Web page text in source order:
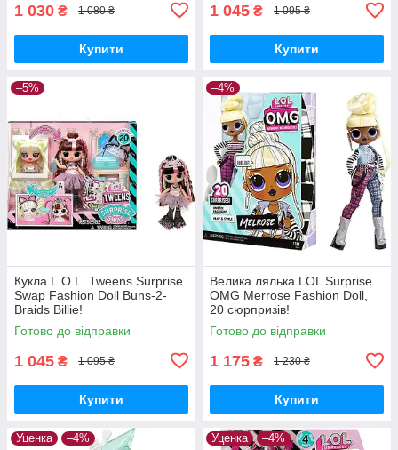
1 030 ₴ 1 080 ₴
Купити
1 045 ₴ 1 095 ₴
Купити
–5%
Кукла L.O.L. Tweens Surprise
Swap Fashion Doll Buns-2-
Braids Billie!
Готово до відправки
1 045 ₴ 1 095 ₴
Купити
–4%
Велика лялька LOL Surprise
OMG Merrose Fashion Doll,
20 сюрпризів!
Готово до відправки
1 175 ₴ 1 230 ₴
Купити
Уценка –4% Уценка –4%